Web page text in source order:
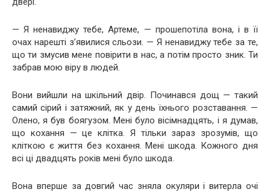
— Я ненавиджу тебе, Артеме, — прошепотіла вона, і в її
очах нарешті з’явилися сльози. — Я ненавиджу тебе за те,
що ти змусив мене повірити в нас, а потім просто зник. Ти
забрав мою віру в людей.
Вони вийшли на шкільний двір. Починався дощ — такий
самий сірий і затяжний, як у день їхнього розставання. —
Олено, я був боягузом. Мені було вісімнадцять, і я думав,
що кохання — це клітка. Я тільки зараз зрозумів, що
кліткою є життя без кохання. Мені шкода. Кожного дня
всі ці двадцять років мені було шкода.
Вона вперше за довгий час зняла окуляри і витерла очі